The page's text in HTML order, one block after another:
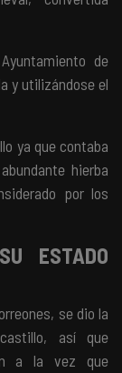
de
y utilizándose el
ya que contaba
hierba
por los
ESTADO
se dio la
así que
a la vez que